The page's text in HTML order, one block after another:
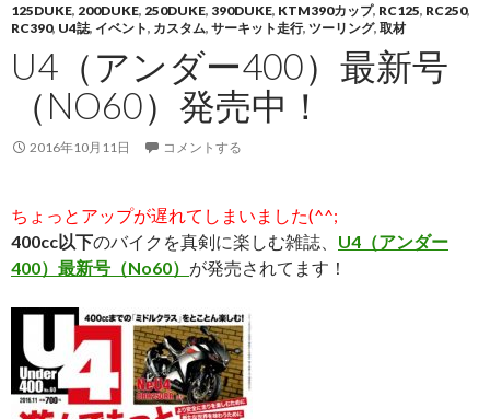
125DUKE, 200DUKE, 250DUKE, 390DUKE, KTM390カップ, RC125, RC250,
RC390, U4誌, イベント, カスタム, サーキット走行, ツーリング, 取材
U4（アンダー400）最新号
（NO60）発売中！
2016年10月11日 コメントする
ちょっとアップが遅れてしまいました(^^;
400cc以下のバイクを真剣に楽しむ雑誌、 U4（アンダー
400）最新号 （No60） が発売されてます！